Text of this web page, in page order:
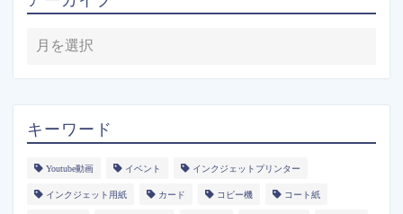
キーワード
Youtube動画 イベント インクジェットプリンター
インクジェット用紙 カード コピー機 コート紙